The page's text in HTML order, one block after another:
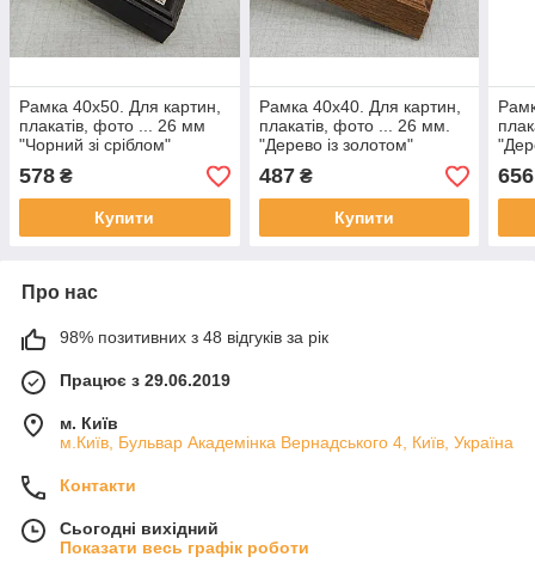
Рамка 40х50. Для картин,
плакатів, фото ... 26 мм
"Чорний зі сріблом"
578 ₴
Купити
Рамка 40х40. Для картин,
плакатів, фото ... 26 мм.
"Дерево із золотом"
487₴
Купити
656
Про нас
98% позитивних з 48 відгуків за рік
Працює з 29.06.2019
м. Київ
м.Київ, Бульвар Академінка Вернадського 4, Київ, Україна
Контакти
Сьогодні вихідний
Показати весь графік роботи